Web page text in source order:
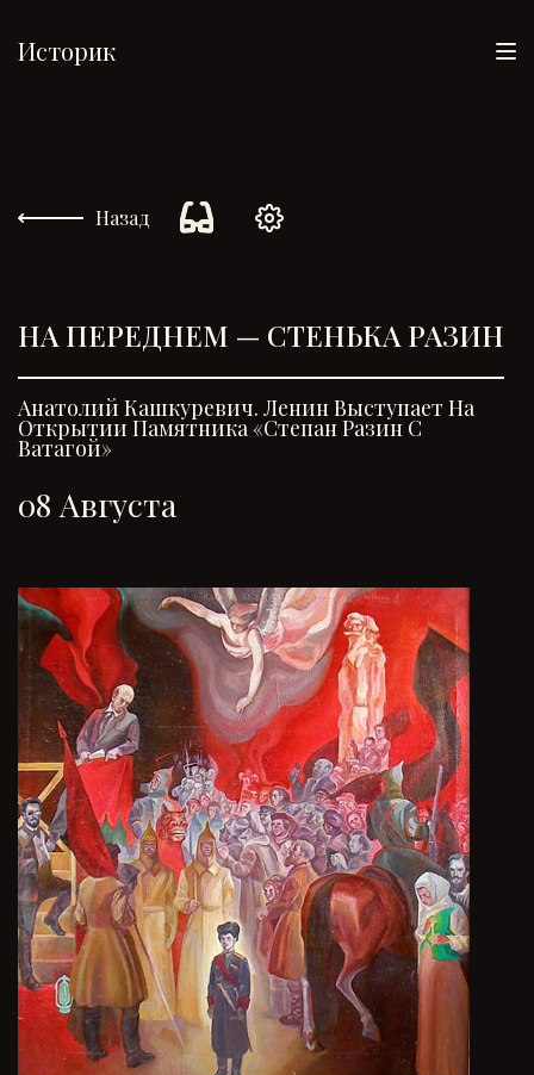
Историк
Назад
НА ПЕРЕДНЕМ — СТЕНЬКА РАЗИН
08 Августа
Анатолий Кашкуревич. Ленин Выступает На
Открытии Памятника «Степан Разин С
Ватагой»